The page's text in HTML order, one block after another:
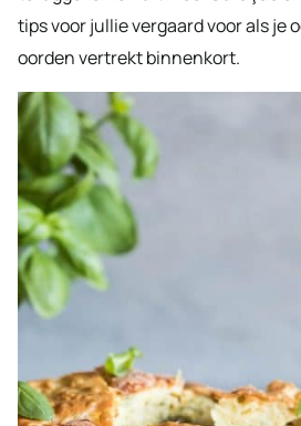
tips voor jullie vergaard voor als je
oorden vertrekt binnenkort.